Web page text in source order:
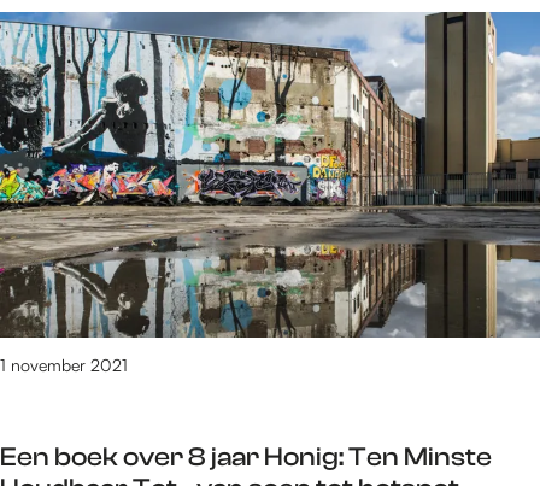
!
v
o
o
r
d
a
k
-
e
n
t
h
s
s
c
h
o
e
n
e
n
i
n
o
d
c
h
t
e
m
o
d
e
s
h
o
w
n
d
r
B
e
l
e
e
f
e
e
n
e
c
e
Een boek over 8 jaar Honig: Ten Minste
1 november 2021